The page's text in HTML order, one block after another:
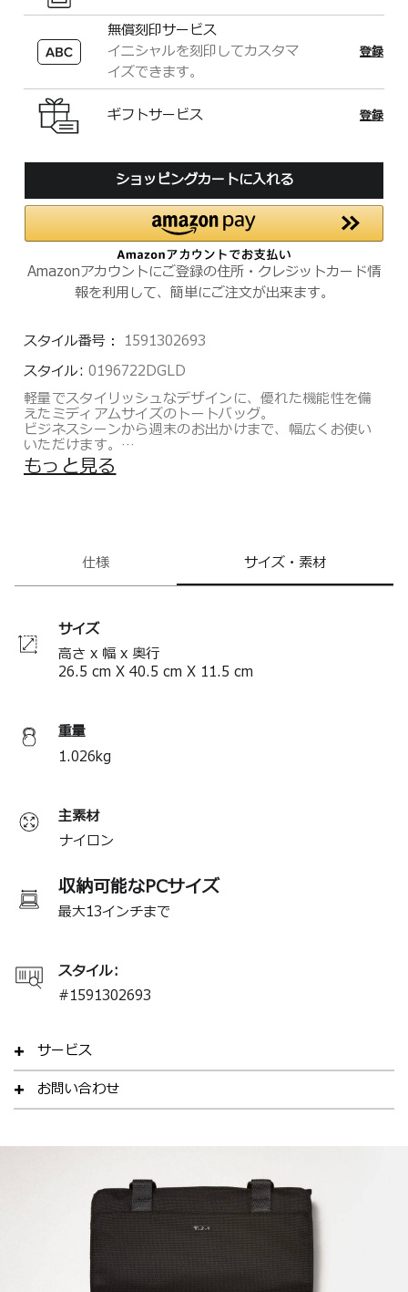
無償刻印サービス
イニシャルを刻印してカスタマ
イズできます。
登録
ギフトサービス 登録
ショッピングカートに入れる
Amazonアカウントにご登録の住所・クレジットカード情
報を利用して、簡単にご注文が出来ます。
スタイル番号： 1591302693
スタイル: 0196722DGLD
軽量でスタイリッシュなデザインに、優れた機能性を備
えたミディアムサイズのトートバッグ。
ビジネスシーンから週末のお出かけまで、幅広くお使い
いただけます。
収納力にも優れ、外出に必要なアイテムを整理しながら
収納できる仕様。内装には、防水加工を施したウォータ
を配置し、使い勝手にも配慮しています。
トゥミのこだわりの品質、耐久性を備えながらも、現在
ッセンスを加えたVoyageurコレクション。通勤に最適の
バックパックやトート、デイリー使いのデイバッグ、ト
ラベルアイテムまで汎用性の高いアイテムを多数取り揃
えたコレクションです。
もっと見る
仕様 サイズ・素材
サイズ
高さ x 幅 x 奥行
26.5 cm X 40.5 cm X 11.5 cm
重量
1.026kg
主素材
ナイロン
収納可能なPCサイズ
最大13インチまで
スタイル:
#1591302693
サービス
お問い合わせ